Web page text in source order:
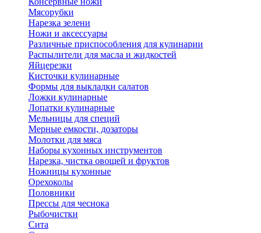
Мясорубки
Нарезка зелени
Ножи и аксессуары
Различные приспособления для кулинарии
Распылители для масла и жидкостей
Яйцерезки
Кисточки кулинарные
Формы для выкладки салатов
Ложки кулинарные
Лопатки кулинарные
Мельницы для специй
Мерные емкости, дозаторы
Молотки для мяса
Наборы кухонных инструментов
Нарезка, чистка овощей и фруктов
Ножницы кухонные
Орехоколы
Половники
Прессы для чеснока
Рыбочистки
Сита